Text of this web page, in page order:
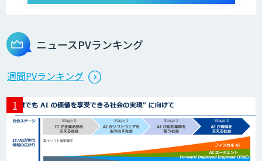
ニュースPVランキング
週間PVランキング